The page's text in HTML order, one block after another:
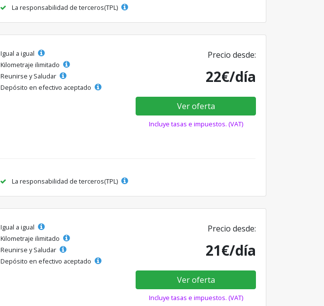
La responsabilidad de terceros(TPL)
Igual a igual
Kilometraje ilimitado
Reunirse y Saludar
Depósito en efectivo aceptado
Precio desde:
22€/día
Ver oferta
Incluye tasas e impuestos. (VAT)
La responsabilidad de terceros(TPL)
Igual a igual
Kilometraje ilimitado
Reunirse y Saludar
Depósito en efectivo aceptado
Precio desde:
21€/día
Ver oferta
Incluye tasas e impuestos. (VAT)